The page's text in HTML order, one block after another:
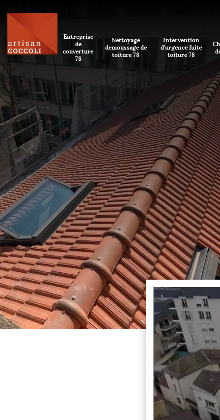
Entreprise
de
couverture
78
Nettoyage
demoussage de
toiture 78
Intervention
d'urgence fuite
toiture 78